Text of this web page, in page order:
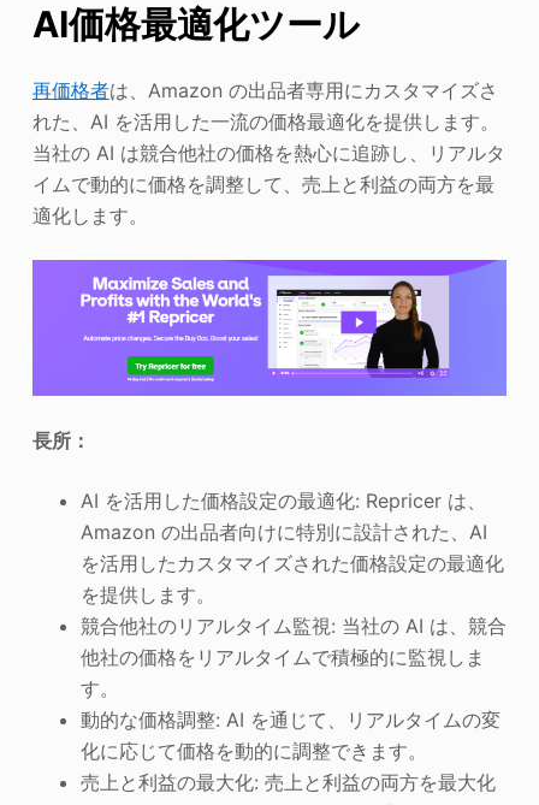
AI価格最適化ツール
再価格者は、Amazon の出品者専用にカスタマイズさ
れた、AI を活用した一流の価格最適化を提供します。
当社の AI は競合他社の価格を熱心に追跡し、リアルタ
イムで動的に価格を調整して、売上と利益の両方を最
適化します。
長所：
AI を活用した価格設定の最適化: Repricer は、
Amazon の出品者向けに特別に設計された、AI
を活用したカスタマイズされた価格設定の最適化
を提供します。
競合他社のリアルタイム監視: 当社の AI は、競合
他社の価格をリアルタイムで積極的に監視しま
す。
動的な価格調整: AI を通じて、リアルタイムの変
化に応じて価格を動的に調整できます。
売上と利益の最大化: 売上と利益の両方を最大化